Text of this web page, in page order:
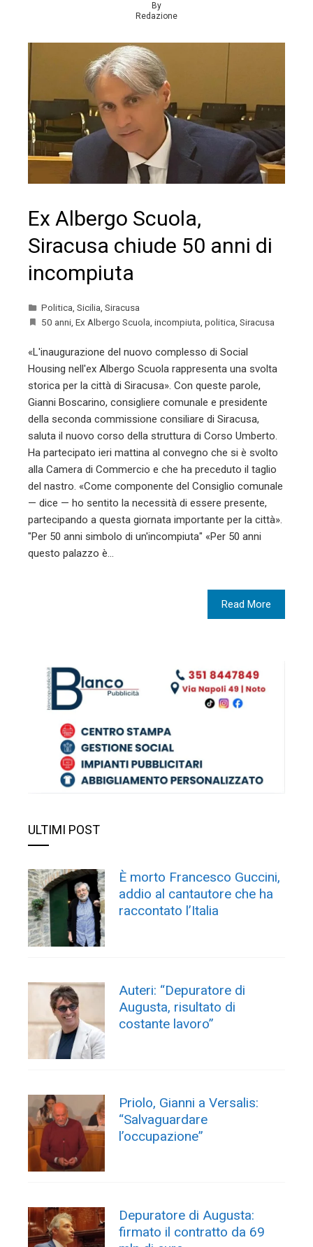
By
Redazione
Ex Albergo Scuola,
Siracusa chiude 50 anni di
incompiuta
Politica, Sicilia, Siracusa
50 anni, Ex Albergo Scuola, incompiuta, politica, Siracusa
«L'inaugurazione del nuovo complesso di Social
Housing nell'ex Albergo Scuola rappresenta una svolta
storica per la città di Siracusa». Con queste parole,
Gianni Boscarino, consigliere comunale e presidente
della seconda commissione consiliare di Siracusa,
saluta il nuovo corso della struttura di Corso Umberto.
Ha partecipato ieri mattina al convegno che si è svolto
alla Camera di Commercio e che ha preceduto il taglio
del nastro. «Come componente del Consiglio comunale
— dice — ho sentito la necessità di essere presente,
partecipando a questa giornata importante per la città».
"Per 50 anni simbolo di un'incompiuta" «Per 50 anni
questo palazzo è…
Read More
ULTIMI POST
È morto Francesco Guccini,
addio al cantautore che ha
raccontato l’Italia
Auteri: “Depuratore di
Augusta, risultato di
costante lavoro”
Priolo, Gianni a Versalis:
“Salvaguardare
l’occupazione”
Depuratore di Augusta:
firmato il contratto da 69